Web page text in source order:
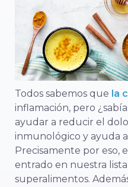
Todos sabemos que la
inflamación, pero
ayudar a reducir el
inmunológico y ayuda a
Precisamente por eso,
entrado en nuestra
superalimentos.